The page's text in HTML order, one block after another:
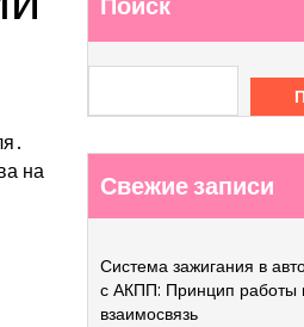
на
Свежие записи
Система зажигания в
с АКПП: Принцип работы
взаимосвязь